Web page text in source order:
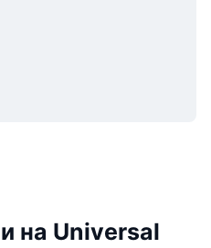
на Universal